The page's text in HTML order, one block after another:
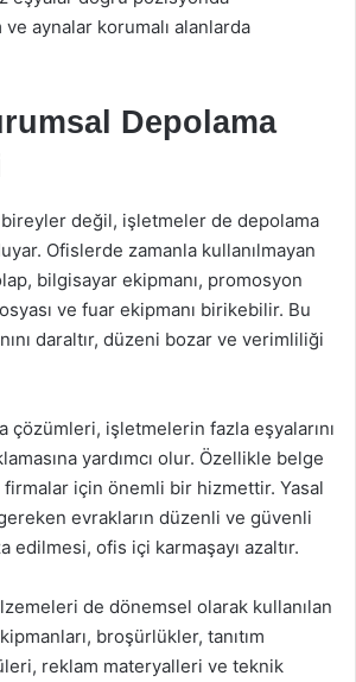
aynalar korumalı alanlarda
Depolama
bireyler değil, işletmeler de depolama
Ofislerde zamanla kullanılmayan
bilgisayar ekipmanı, promosyon
ve fuar ekipmanı birikebilir. Bu
daraltır, düzeni bozar ve verimliliği
çözümleri, işletmelerin fazla eşyalarını
yardımcı olur. Özellikle belge
için önemli bir hizmettir. Yasal
evrakların düzenli ve güvenli
edilmesi, ofis içi karmaşayı azaltır.
de dönemsel olarak kullanılan
broşürlükler, tanıtım
reklam materyalleri ve teknik